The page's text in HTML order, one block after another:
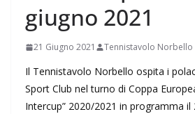
giugno 2021
21 Giugno 2021 Tennistavolo Norbello
Il Tennistavolo Norbello ospita i
Sport Club nel turno di Coppa
Intercup” 2020/2021 in programma il